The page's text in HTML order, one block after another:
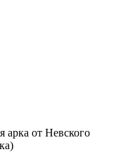
арка от Невского